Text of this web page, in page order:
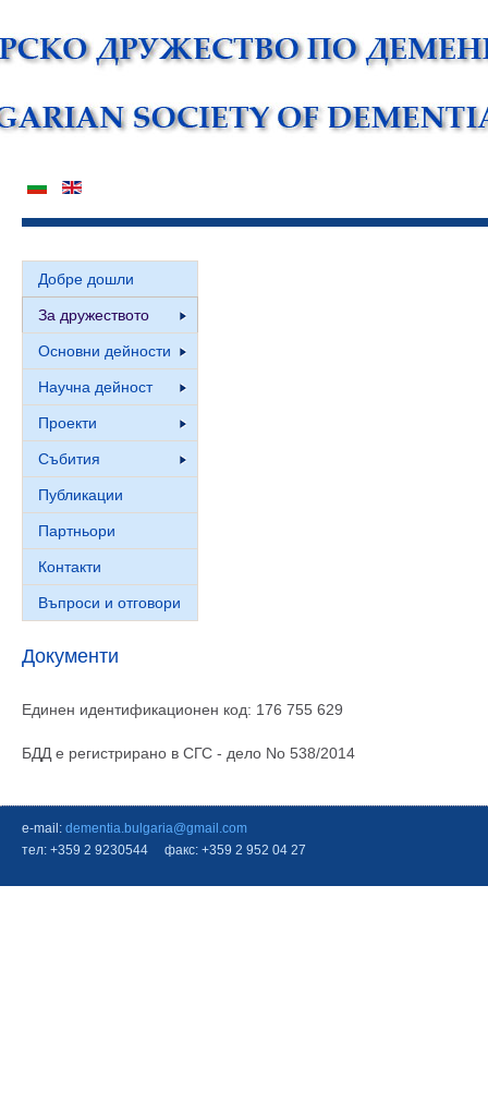
Добре дошли
За дружеството
Основни дейности
Научна дейност
Проекти
Събития
Публикации
Партньори
Контакти
Въпроси и отговори
Документи
Единен идентификационен код: 176 755 629
БДД е регистрирано в СГС - дело No 538/2014
e-mail: dementia.bulgaria@gmail.com
тел: +359 2 9230544 факс: +359 2 952 04 27